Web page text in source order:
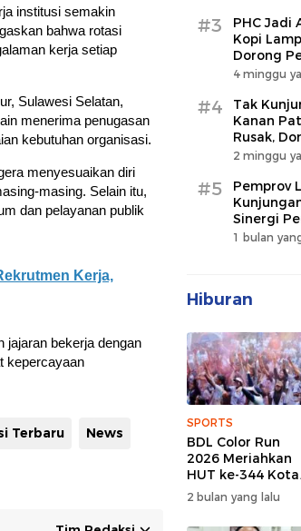
institusi semakin
bahwa rotasi
kerja setiap
Sulawesi Selatan,
menerima penugasan
kebutuhan organisasi.
menyesuaikan diri
masing. Selain itu,
dan pelayanan publik
Kerja,
jajaran bekerja dengan
kepercayaan
Terbaru News
#3
PHC Jadi
Kopi
Dorong
4 minggu
#4
Tak
Kanan
Rusak,
2 minggu
#5
Pemprov
Sinergi
Industri
1 bulan
Hiburan
SPORTS
BDL Color Run
2026 Meriahkan
HUT ke-344 Kota
Bandar Lampung,
Wujud Semangat
Sehat dan
2 bulan yang lalu